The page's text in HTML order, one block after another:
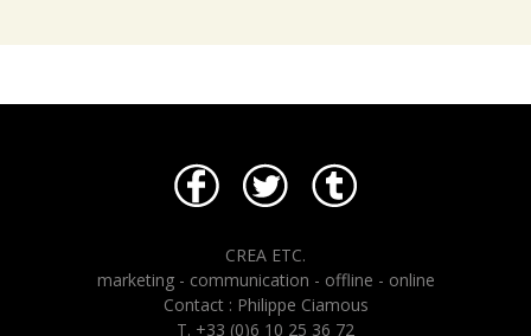
CREA ETC.
marketing - communication - offline - online
Contact : Philippe Ciamous
T. +33 (0)6 10 25 36 72